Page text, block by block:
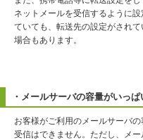
ネットメールを受信するように
ていても、転送先の設定がされ
場合もあります。
・メールサーバの容量がいっ
お客様がご利用のメールサーバ
受信はできません。ただし、メ